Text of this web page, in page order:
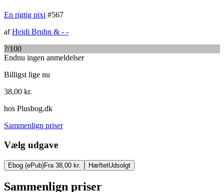
En rigtig pixi #567
afHeidi Bruhn & - -
?/100
Endnu ingen anmeldelser
Billigst lige nu
38,00 kr.
hos Plusbog.dk
Sammenlign priser
Vælg udgave
Ebog (ePub)Fra 38,00 kr. HæftetUdsolgt
Sammenlign priser